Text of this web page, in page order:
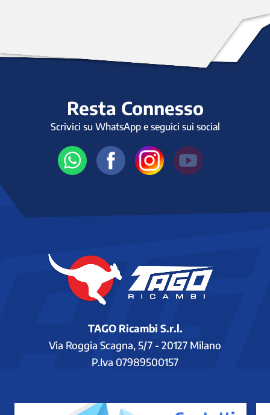
Resta Connesso
Scrivici su WhatsApp e seguici sui social
TAGO Ricambi S.r.l.
Via Roggia Scagna, 5/7 - 20127 Milano
P.Iva 07989500157